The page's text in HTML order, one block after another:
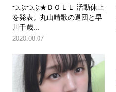
つぶつぶ★ＤＯＬＬ 活動休止
を発表。丸山晴歌の退団と早
川千歳...
2020.08.07